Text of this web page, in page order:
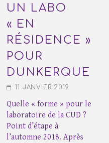
UN LABO
« EN
RÉSIDENCE »
POUR
DUNKERQUE
11 JANVIER 2019
Quelle « forme » pour le
laboratoire de la CUD ?
Point d’étape à
l’automne 2018. Après